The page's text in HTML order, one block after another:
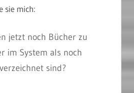
sie mich:
jetzt noch Bücher zu
im System als noch
sind?